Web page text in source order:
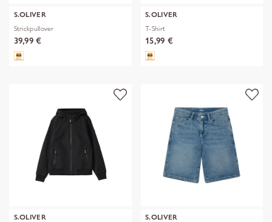
S.OLIVER
Strickpullover
39,99 €
S.OLIVER
T-Shirt
15,99 €
S.OLIVER
S.OLIVER